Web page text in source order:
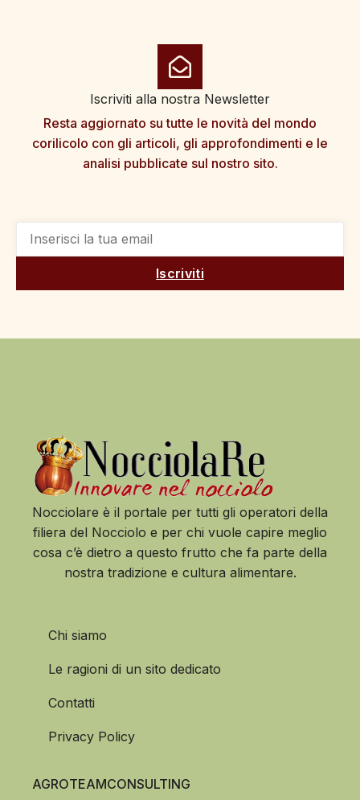
Iscriviti alla nostra Newsletter
Resta aggiornato su tutte le novità del mondo
corilicolo con gli articoli, gli approfondimenti e le
analisi pubblicate sul nostro sito.
Iscriviti
Nocciolare è il portale per tutti gli operatori della
filiera del Nocciolo e per chi vuole capire meglio
cosa c’è dietro a questo frutto che fa parte della
nostra tradizione e cultura alimentare.
Chi siamo
Le ragioni di un sito dedicato
Contatti
Privacy Policy
AGROTEAMCONSULTING